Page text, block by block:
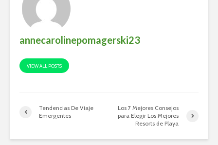
annecarolinepomagerski23
VIEW ALL POSTS
Tendencias De Viaje
Emergentes
Los 7 Mejores Consejos
para Elegir Los Mejores
Resorts de Playa